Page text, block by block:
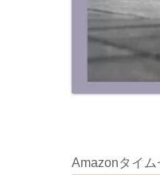
Amazonタイム